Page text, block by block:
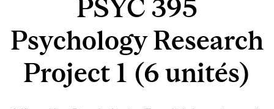
PSYC 395
Psychology Research
Project 1 (6 unités)